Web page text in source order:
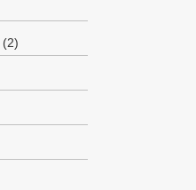
(2)